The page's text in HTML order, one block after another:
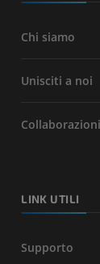
Chi siamo
Unisciti a noi
Collaborazioni
LINK UTILI
Supporto